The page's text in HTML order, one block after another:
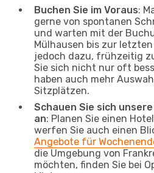
Buchen Sie im Voraus:
gerne von spontanen
und warten mit der
Mülhausen bis zur
jedoch dazu, frühzeitig
Sie sich nicht nur oft
haben auch mehr
Sitzplätzen.
Schauen Sie sich
an: Planen Sie einen
werfen Sie auch einen
Angebote für
die Umgebung von
möchten, finden Sie bei